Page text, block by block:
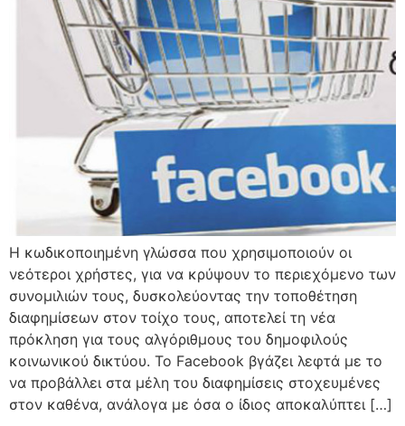
Η κωδικοποιημένη γλώσσα που χρησιμοποιούν οι
νεότεροι χρήστες, για να κρύψουν το περιεχόμενο των
συνομιλιών τους, δυσκολεύοντας την τοποθέτηση
διαφημίσεων στον τοίχο τους, αποτελεί τη νέα
πρόκληση για τους αλγόριθμους του δημοφιλούς
κοινωνικού δικτύου. Το Facebook βγάζει λεφτά με το
να προβάλλει στα μέλη του διαφημίσεις στοχευμένες
στον καθένα, ανάλογα με όσα ο ίδιος αποκαλύπτει […]